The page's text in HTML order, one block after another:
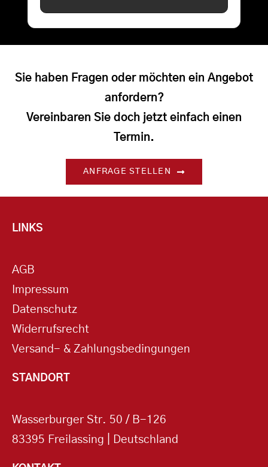
Sie haben Fragen oder möchten ein Angebot
anfordern?
Vereinbaren Sie doch jetzt einfach einen
Termin.
ANFRAGE STELLEN
LINKS
AGB
Impressum
Datenschutz
Widerrufsrecht
Versand- & Zahlungsbedingungen
STANDORT
Wasserburger Str. 50 / B-126
83395 Freilassing | Deutschland